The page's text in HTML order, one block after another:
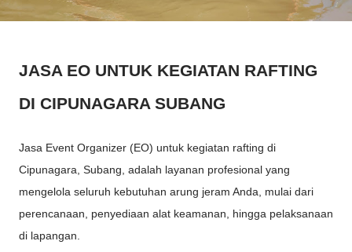
JASA EO UNTUK KEGIATAN RAFTING
DI CIPUNAGARA SUBANG
Jasa Event Organizer (EO) untuk kegiatan rafting di
Cipunagara, Subang, adalah layanan profesional yang
mengelola seluruh kebutuhan arung jeram Anda, mulai dari
perencanaan, penyediaan alat keamanan, hingga pelaksanaan
di lapangan.